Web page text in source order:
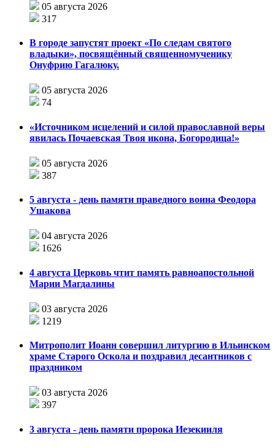
05 августа 2026
317
В городе запустят проект «По следам святого
владыки», посвящённый священномученику
Онуфрию Гагалюку.
05 августа 2026
74
«Источником исцелений и силой православной веры
явилась Почаевская Твоя икона, Богородица!»
05 августа 2026
387
5 августа - день памяти праведного воина Феодора
Ушакова
04 августа 2026
1626
4 августа Церковь чтит память равноапостольной
Марии Магдалины
03 августа 2026
1219
Митрополит Иоанн совершил литургию в Ильинском
храме Старого Оскола и поздравил десантников с
праздником
03 августа 2026
397
3 августа - день памяти пророка Иезекииля